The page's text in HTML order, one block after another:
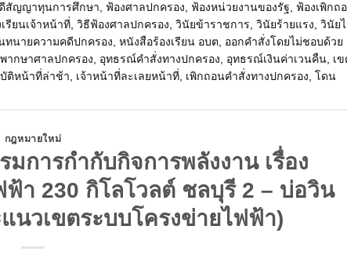
สัญญาทุนการศึกษา ฟ้องศาลปกครอง ฟ้องหน่วยงานของรัฐ
ฟ้องเพิกถ
รียนเจ้าหน้าที่ วิธีฟ้องศาลปกครอง วินัยข้าราชการ วินัยร้ายแรง วินัย
ทนายความคดีปกครอง หนังสือร้องเรียน อบต ออกคำสั่งโดยไม่ชอบด้วย
ากษาศาลปกครอง อุทธรณ์คำสั่งทางปกครอง อุทธรณ์เงินค่าเวนคืน เ
ติหน้าที่ล่าช้า เจ้าหน้าที่ละเลยหน้าที่ เพิกถอนคำสั่งทางปกครอง โดน
กฎหมายใหม่
การกำกับกิจการพลังงาน เรื่อง
า 230 กิโลโวลต์ ชลบุรี 2 – บ่อวิน
นวเขตระบบโครงข่ายไฟฟ้า)